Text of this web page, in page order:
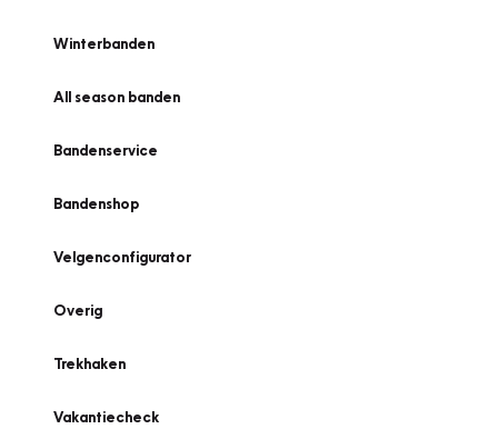
Winterbanden
All season banden
Bandenservice
Bandenshop
Velgenconfigurator
Overig
Trekhaken
Vakantiecheck